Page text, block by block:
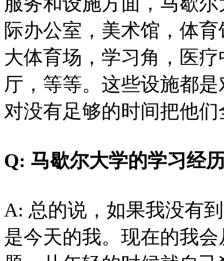
际办公室，美术馆，体
大体育场，学习角，医
厅，等等。这些设施都
对没有足够的时间把他
Q: 马歇尔大学的学习经
A: 总的说，如果我没有
是今天的我。现在的我